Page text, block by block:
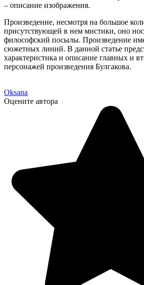
– описание изображения.
Произведение, несмотря на большое
присутствующей в нем мистики, оно
философский посылы. Произведение
сюжетных линий. В данной статье
характеристика и описание главных и
персонажей произведения Булгакова.
Oksana
Оцените автора